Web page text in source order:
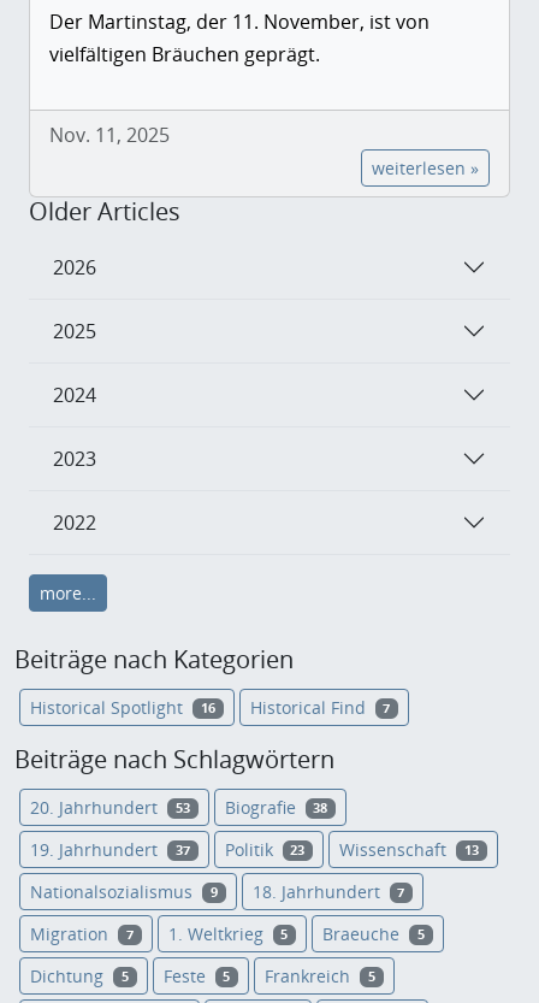
Der Martinstag, der 11. November, ist von
vielfältigen Bräuchen geprägt.
Nov. 11, 2025
weiterlesen »
Older Articles
2026
2025
2024
2023
2022
more...
Beiträge nach Kategorien
Historical Spotlight 16 Historical Find 7
Beiträge nach Schlagwörtern
20. Jahrhundert 53 Biografie 38
19. Jahrhundert 37 Politik 23 Wissenschaft 13
Nationalsozialismus 9 18. Jahrhundert 7
Migration 7 1. Weltkrieg 5 Braeuche 5
Dichtung 5 Feste 5 Frankreich 5